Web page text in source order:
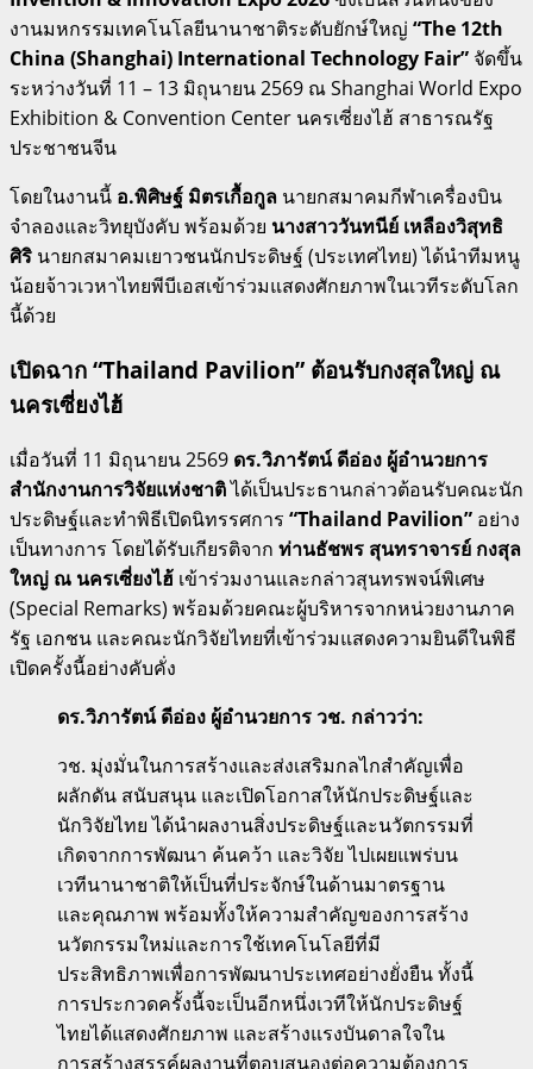
งานมหกรรมเทคโนโลยีนานาชาติระดับยักษ์ใหญ่ “The 12th
China (Shanghai) International Technology Fair” จัดขึ้น
ระหว่างวันที่ 11 – 13 มิถุนายน 2569 ณ Shanghai World Expo
Exhibition & Convention Center นครเซี่ยงไฮ้ สาธารณรัฐ
ประชาชนจีน
โดยในงานนี้ อ.พิศิษฐ์ มิตรเกื้อกูล นายกสมาคมกีฬาเครื่องบิน
จำลองและวิทยุบังคับ พร้อมด้วย นางสาววันทนีย์ เหลืองวิสุทธิ
ศิริ นายกสมาคมเยาวชนนักประดิษฐ์ (ประเทศไทย) ได้นำทีมหนู
น้อยจ้าวเวหาไทยพีบีเอสเข้าร่วมแสดงศักยภาพในเวทีระดับโลก
นี้ด้วย
เปิดฉาก “Thailand Pavilion” ต้อนรับกงสุลใหญ่ ณ
นครเซี่ยงไฮ้
เมื่อวันที่ 11 มิถุนายน 2569 ดร.วิภารัตน์ ดีอ่อง ผู้อำนวยการ
สำนักงานการวิจัยแห่งชาติได้เป็นประธานกล่าวต้อนรับคณะนัก
ประดิษฐ์และทำพิธีเปิดนิทรรศการ “Thailand Pavilion” อย่าง
เป็นทางการ โดยได้รับเกียรติจาก ท่านธัชพร สุนทราจารย์ กงสุล
ใหญ่ ณ นครเซี่ยงไฮ้ เข้าร่วมงานและกล่าวสุนทรพจน์พิเศษ
(Special Remarks) พร้อมด้วยคณะผู้บริหารจากหน่วยงานภาค
รัฐ เอกชน และคณะนักวิจัยไทยที่เข้าร่วมแสดงความยินดีในพิธี
เปิดครั้งนี้อย่างคับคั่ง
ดร.วิภารัตน์ ดีอ่อง ผู้อำนวยการ วช. กล่าวว่า:
วช. มุ่งมั่นในการสร้างและส่งเสริมกลไกสำคัญเพื่อ
ผลักดัน สนับสนุน และเปิดโอกาสให้นักประดิษฐ์และ
นักวิจัยไทย ได้นำผลงานสิ่งประดิษฐ์และนวัตกรรมที่
เกิดจากการพัฒนา ค้นคว้า และวิจัย ไปเผยแพร่บน
เวทีนานาชาติให้เป็นที่ประจักษ์ในด้านมาตรฐาน
และคุณภาพ พร้อมทั้งให้ความสำคัญของการสร้าง
นวัตกรรมใหม่และการใช้เทคโนโลยีที่มี
ประสิทธิภาพเพื่อการพัฒนาประเทศอย่างยั่งยืน ทั้งนี้
การประกวดครั้งนี้จะเป็นอีกหนึ่งเวทีให้นักประดิษฐ์
ไทยได้แสดงศักยภาพ และสร้างแรงบันดาลใจใน
การสร้างสรรค์ผลงานที่ตอบสนองต่อความต้องการ